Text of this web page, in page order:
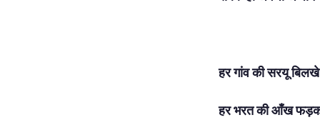
हर गांव की सरयू
हर भरत की आँख